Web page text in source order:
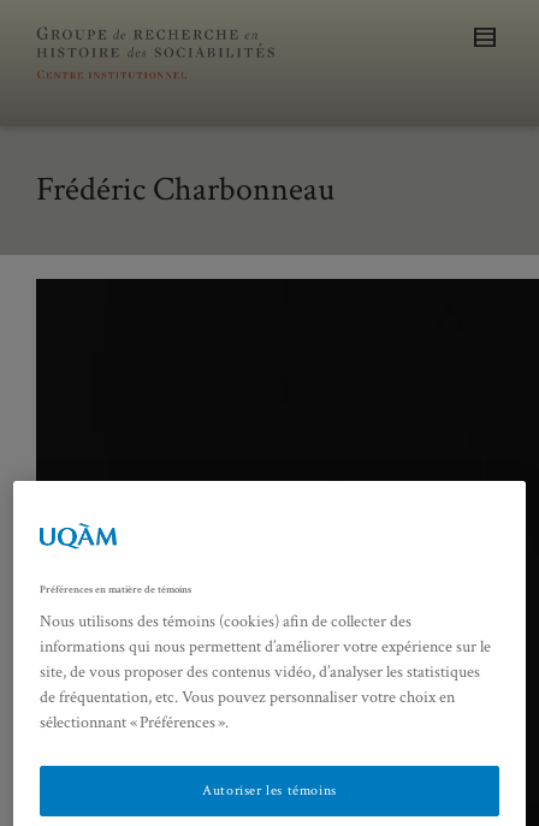
Frédéric Charbonneau
Préférences en matière de témoins
Nous utilisons des témoins (cookies) afin de collecter des
informations qui nous permettent d’améliorer votre expérience sur le
site, de vous proposer des contenus vidéo, d’analyser les statistiques
de fréquentation, etc. Vous pouvez personnaliser votre choix en
sélectionnant « Préférences ».
Autoriser les témoins